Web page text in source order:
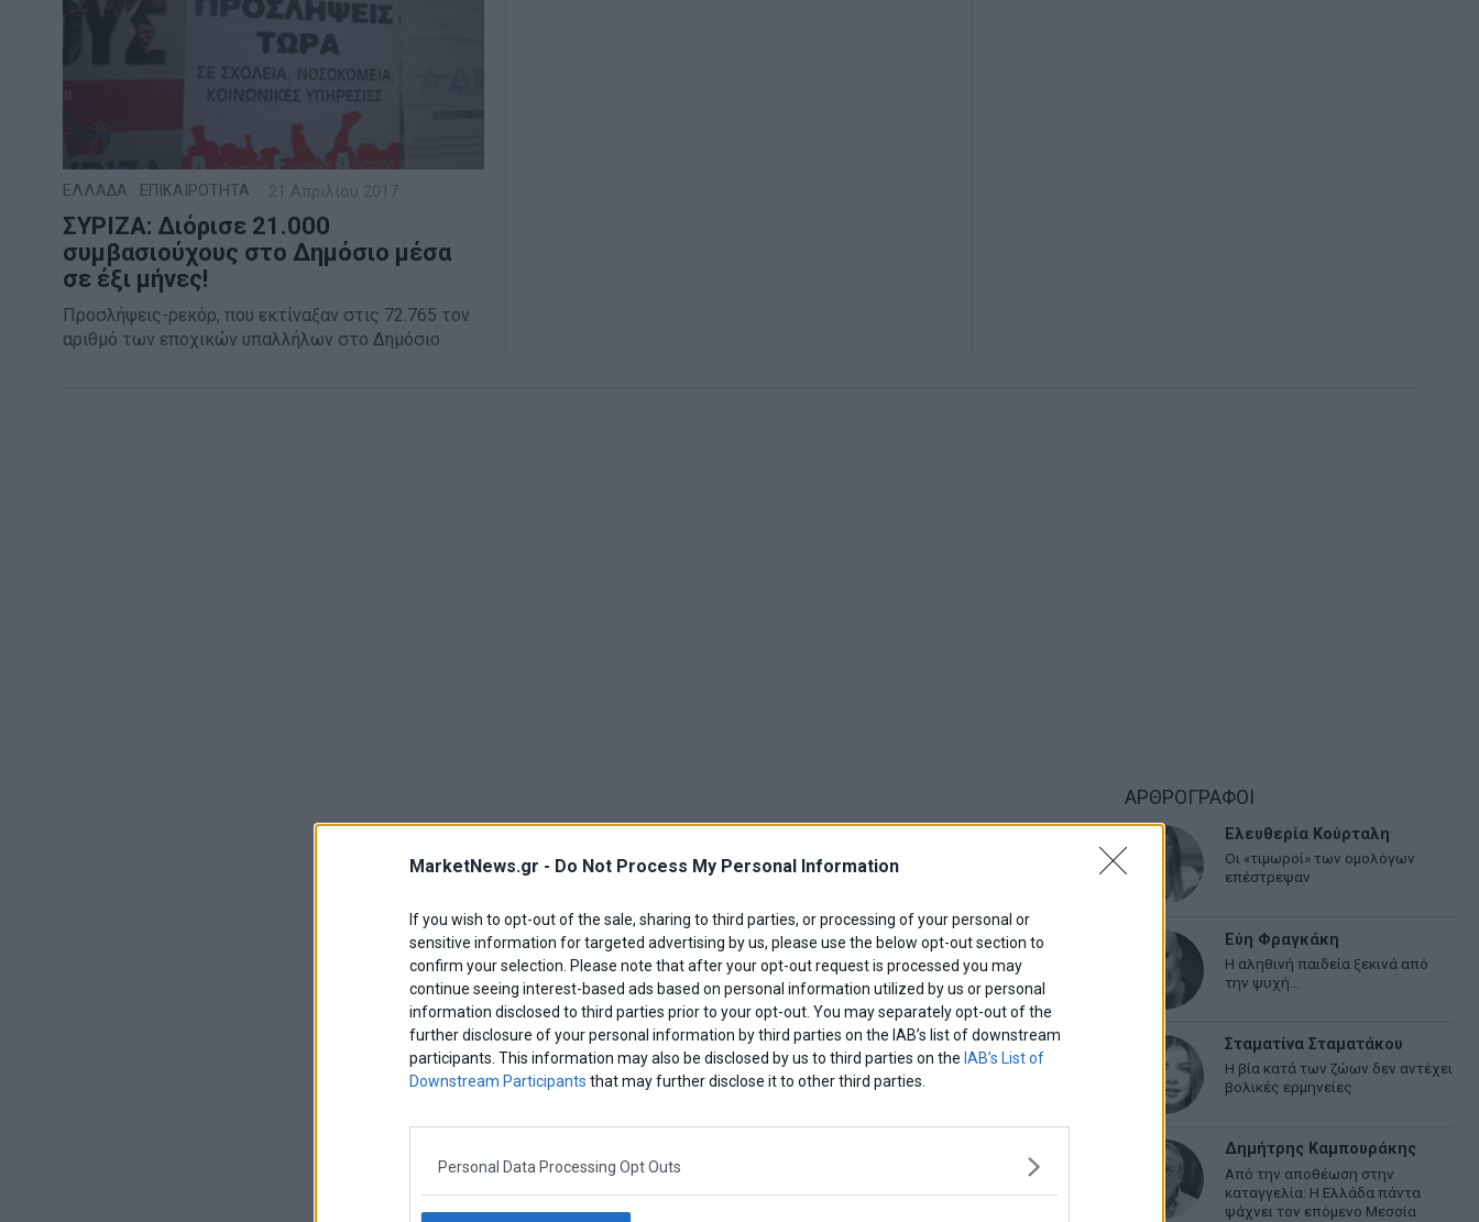
MarketNews.gr - Do Not Process My Personal Information
If you wish to opt-out of the sale, sharing to third parties, or processing of your personal or
sensitive information for targeted advertising by us, please use the below opt-out section to
confirm your selection. Please note that after your opt-out request is processed you may
continue seeing interest-based ads based on personal information utilized by us or personal
information disclosed to third parties prior to your opt-out. You may separately opt-out of the
further disclosure of your personal information by third parties on the IAB’s list of downstream
participants. This information may also be disclosed by us to third parties on the IAB’s List of
Downstream Participants that may further disclose it to other third parties.
Personal Data Processing Opt Outs
ΕΛΛΑΔΑ ΕΠΙΚΑΙΡΟΤΗΤΑ 21 Απριλίου 2017
ΣΥΡΙΖΑ: Διόρισε 21.000
συμβασιούχους στο Δημόσιο μέσα
σε έξι μήνες!
Προσλήψεις-ρεκόρ, που εκτίναξαν στις 72.765 τον
αριθμό των εποχικών υπαλλήλων στο Δημόσιο
ΑΡΘΡΟΓΡΑΦΟΙ
Ελευθερία Κούρταλη
Οι «τιμωροί» των ομολόγων
επέστρεψαν
Εύη Φραγκάκη
Η αληθινή παιδεία ξεκινά από
την ψυχή…
Σταματίνα Σταματάκου
Η βία κατά των ζώων δεν αντέχει
βολικές ερμηνείες
Δημήτρης Καμπουράκης
Από την αποθέωση στην
καταγγελία: Η Ελλάδα πάντα
ψάχνει τον επόμενο Μεσσία